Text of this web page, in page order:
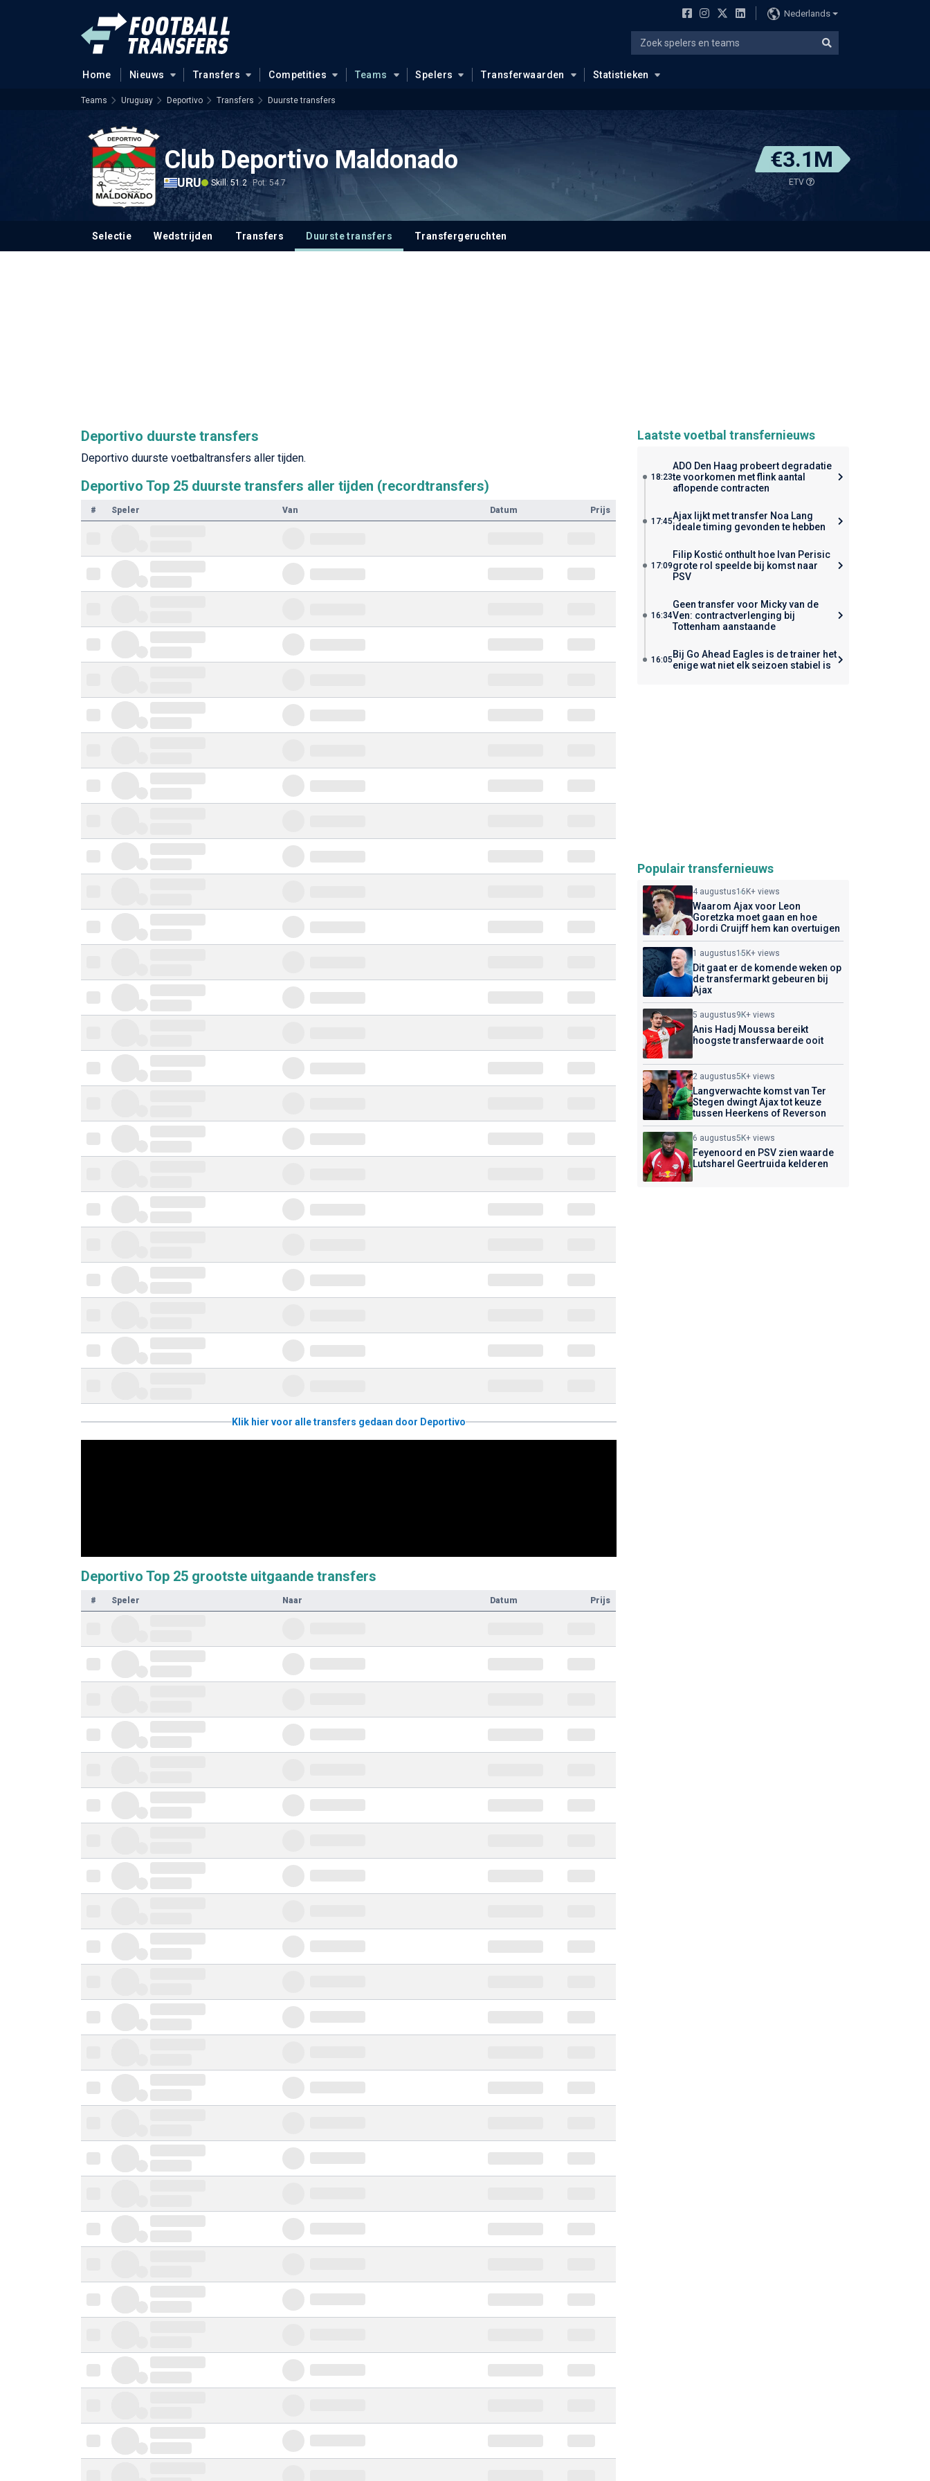
Nederlands
Home Nieuws Transfers Competities Teams Spelers Transferwaarden Statistieken
Teams Uruguay Deportivo Transfers Duurste transfers
Club Deportivo Maldonado
URU Skill: 51.2 Pot: 54.7
€3.1M
ETV
Selectie Wedstrijden Transfers Duurste transfers Transfergeruchten
Deportivo duurste transfers
Deportivo duurste voetbaltransfers aller tijden.
Deportivo Top 25 duurste transfers aller tijden (recordtransfers)
# Speler Van Datum Prijs
Klik hier voor alle transfers gedaan door Deportivo
Deportivo Top 25 grootste uitgaande transfers
# Speler Naar Datum Prijs
Laatste voetbal transfernieuws
18:23
ADO Den Haag probeert degradatie
te voorkomen met flink aantal
aflopende contracten
17:45Ajax lijkt met transfer Noa Lang
ideale timing gevonden te hebben
17:09
Filip Kostić onthult hoe Ivan Perisic
grote rol speelde bij komst naar
PSV
16:34
Geen transfer voor Micky van de
Ven: contractverlenging bij
Tottenham aanstaande
16:05 Bij Go Ahead Eagles is de trainer het
enige wat niet elk seizoen stabiel is
Populair transfernieuws
4 augustus16K+ views
Waarom Ajax voor Leon
Goretzka moet gaan en hoe
Jordi Cruijff hem kan overtuigen
1 augustus15K+ views
Dit gaat er de komende weken op
de transfermarkt gebeuren bij
Ajax
5 augustus9K+ views
Anis Hadj Moussa bereikt
hoogste transferwaarde ooit
2 augustus5K+ views
Langverwachte komst van Ter
Stegen dwingt Ajax tot keuze
tussen Heerkens of Reverson
6 augustus5K+ views
Feyenoord en PSV zien waarde
Lutsharel Geertruida kelderen